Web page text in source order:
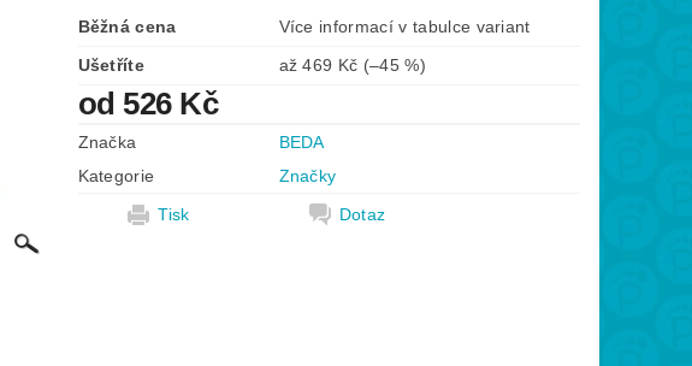
Běžná cena
Více informací v tabulce variant
Ušetříte
až469 Kč (–45 %)
od 526 Kč
Značka
BEDA
Kategorie
Značky
Tisk
Dotaz